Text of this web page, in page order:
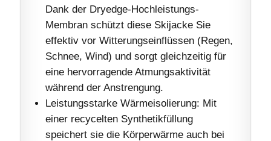
Dank der Dryedge-Hochleistungs-
Membran schützt diese Skijacke Sie
effektiv vor Witterungseinflüssen (Regen,
Schnee, Wind) und sorgt gleichzeitig für
eine hervorragende Atmungsaktivität
während der Anstrengung.
Leistungsstarke Wärmeisolierung: Mit
einer recycelten Synthetikfüllung
speichert sie die Körperwärme auch bei